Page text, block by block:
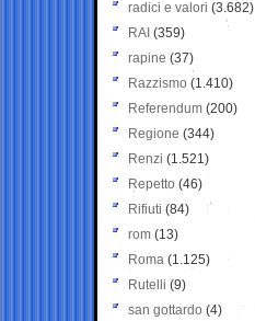
radici e valori (3.682)
RAI (359)
rapine (37)
Razzismo (1.410)
Referendum (200)
Regione (344)
Renzi (1.521)
Repetto (46)
Rifiuti (84)
rom (13)
Roma (1.125)
Rutelli (9)
san gottardo (4)